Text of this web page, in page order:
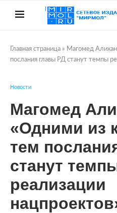
Главная страница » Магомед
послания главы РД станут темпы
Новости
Магомед
«Одними из
тем
станут
реализации